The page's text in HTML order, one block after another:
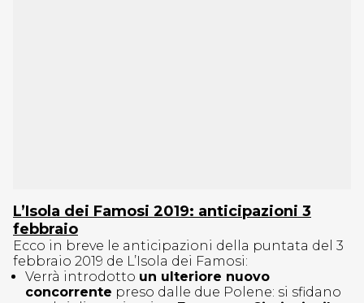
L’Isola dei Famosi 2019: anticipazioni 3
febbraio
Ecco in breve le anticipazioni della puntata del 3
febbraio 2019 de L’Isola dei Famosi:
Verrà introdotto un ulteriore nuovo
concorrente preso dalle due Polene: si sfidano